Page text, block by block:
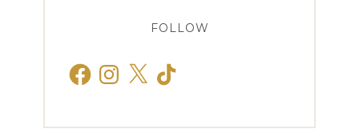
FOLLOW
FacebookInstagram
X TikTok